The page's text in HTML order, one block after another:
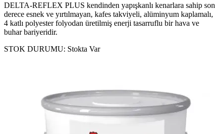
DELTA-REFLEX PLUS kendinden yapışkanlı kenarlara sahip son
derece esnek ve yırtılmayan, kafes takviyeli, alüminyum kaplamalı,
4 katlı polyester folyodan üretilmiş enerji tasarruflu bir hava ve
buhar bariyeridir.
STOK DURUMU: Stokta Var